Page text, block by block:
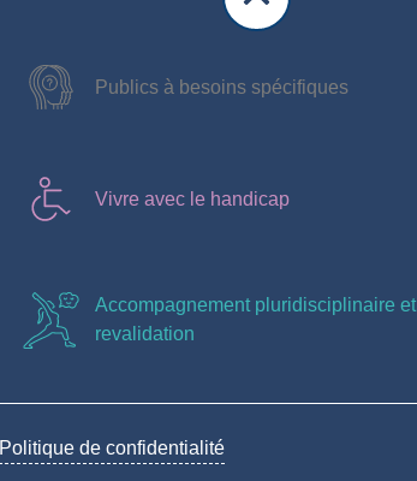
Publics à besoins spécifiques
Vivre avec le handicap
Accompagnement pluridisciplinaire et
revalidation
Politique de confidentialité